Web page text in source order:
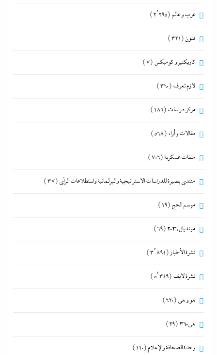
عرب و عالم (2٬295)
فنون (321)
كاريكتير و كوميكس (7)
لازم تعرف (360)
مركز دراسات (186)
مقالات و أراء (568)
ملفات عسكرية(706)
منتدى بصيرة للدراسات الاستراتيجية والبرلمانية واستطلاعات الرأى (37)
موسم الحج (19)
مونديال 2026 (69)
نشرة الأخبار (3٬894)
نشرة لايف (5٬349)
هو و هي (620)
هى360 (29)
وحدة الصحافة والإعلام(110)